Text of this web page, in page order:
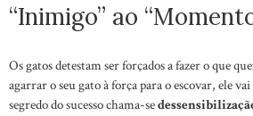
“Inimigo” ao
Os gatos detestam ser forçados a fazer o que
agarrar o seu gato à força para o escovar, ele
segredo do sucesso chama-se